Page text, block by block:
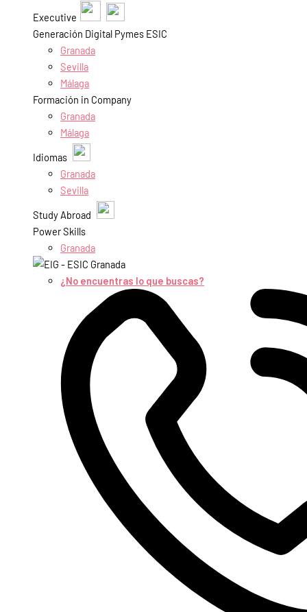
Executive
Generación Digital Pymes ESIC
Granada
Sevilla
Málaga
Formación in Company
Granada
Málaga
Idiomas
Granada
Sevilla
Study Abroad
Power Skills
Granada
¿No encuentras lo que buscas?